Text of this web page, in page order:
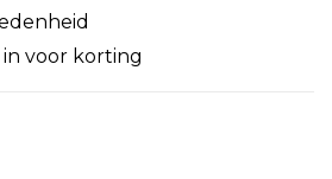
voor korting